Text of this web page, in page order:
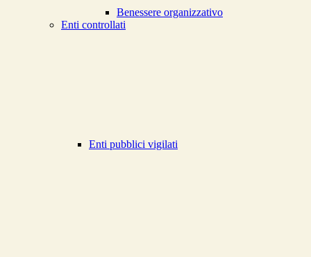
Benessere organizzativo
Enti controllati
Enti pubblici vigilati